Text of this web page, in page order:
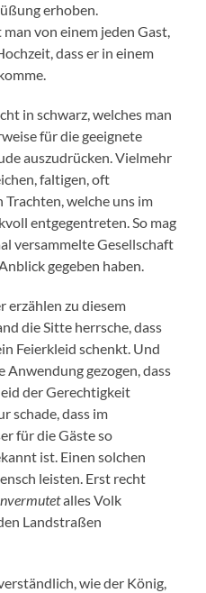
erhoben.
von einem jeden Gast,
dass er in einem
in schwarz, welches man
für die geeignete
auszudrücken. Vielmehr
faltigen, oft
welche uns im
entgegentreten. So mag
versammelte Gesellschaft
gegeben haben.
erzählen zu diesem
die Sitte herrsche, dass
Feierkleid schenkt. Und
Anwendung gezogen, dass
der Gerechtigkeit
schade, dass im
für die Gäste so
ist. Einen solchen
leisten. Erst recht
alles Volk
Landstraßen
wie der König,